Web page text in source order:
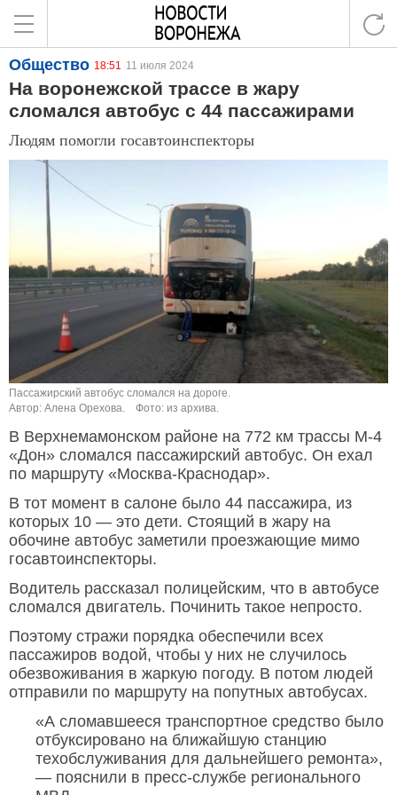
Общество 18:51 11 июля 2024
На воронежской трассе в жару
сломался автобус с 44 пассажирами
Людям помогли госавтоинспекторы
Пассажирский автобус сломался на дороге.
Автор: Алена Орехова.
Фото: из архива.
В Верхнемамонском районе на 772 км трассы М-4
«Дон» сломался пассажирский автобус. Он ехал
по маршруту «Москва-Краснодар».
В тот момент в салоне было 44 пассажира, из
которых 10 — это дети. Стоящий в жару на
обочине автобус заметили проезжающие мимо
госавтоинспекторы.
Водитель рассказал полицейским, что в автобусе
сломался двигатель. Починить такое непросто.
Поэтому стражи порядка обеспечили всех
пассажиров водой, чтобы у них не случилось
обезвоживания в жаркую погоду. В потом людей
отправили по маршруту на попутных автобусах.
«А сломавшееся транспортное средство было
отбуксировано на ближайшую станцию
техобслуживания для дальнейшего ремонта»,
— пояснили в пресс-службе регионального